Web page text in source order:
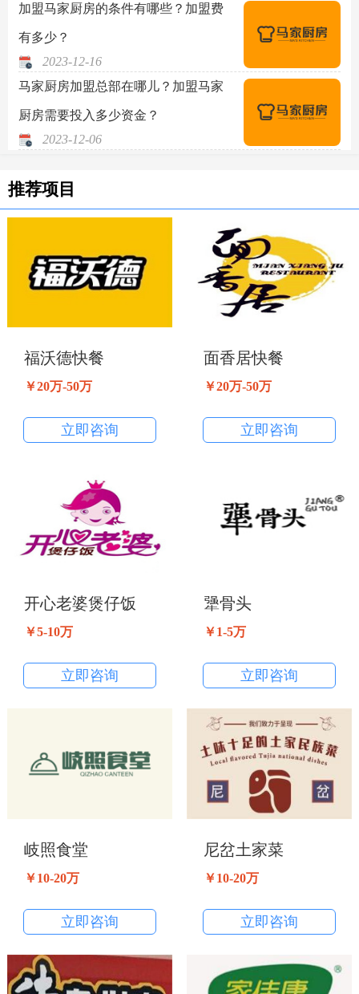
加盟马家厨房的条件有哪些？加盟费
有多少？
2023-12-16
马家厨房加盟总部在哪儿？加盟马家
厨房需要投入多少资金？
2023-12-06
推荐项目
福沃德快餐
￥20万-50万
立即咨询
面香居快餐
￥20万-50万
立即咨询
开心老婆煲仔饭
￥5-10万
立即咨询
犟骨头
￥1-5万
立即咨询
岐照食堂
￥10-20万
立即咨询
尼岔土家菜
￥10-20万
立即咨询